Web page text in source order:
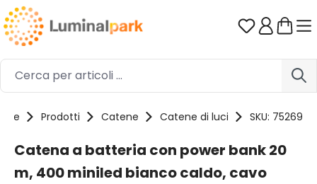
Passa al contenuto principale Hai 0
Prodotti Catene Catene di luci SKU: 75269
Catena a batteria con power bank 20
m, 400 miniled bianco caldo, cavo